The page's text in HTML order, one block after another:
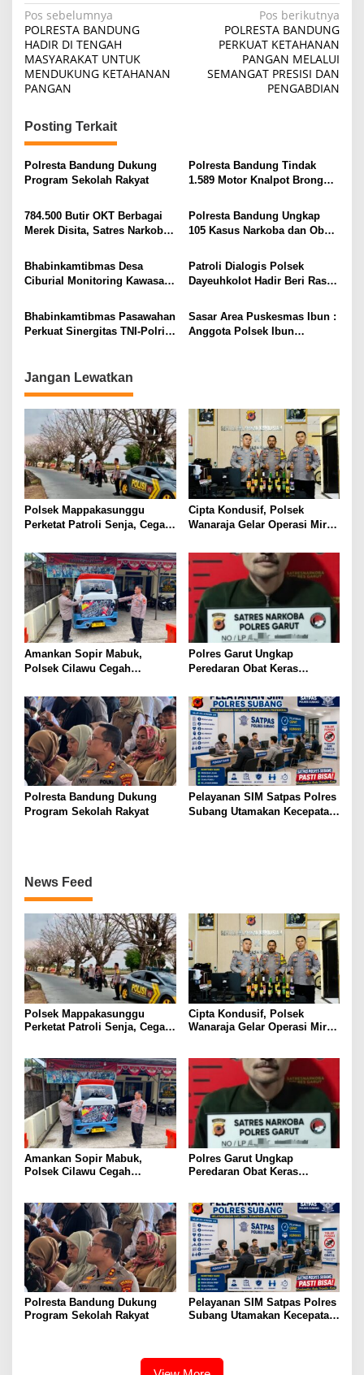
Navigasi
pos
Pos sebelumnya
POLRESTA BANDUNG
HADIR DI TENGAH
MASYARAKAT UNTUK
MENDUKUNG KETAHANAN
PANGAN
Pos berikutnya
POLRESTA BANDUNG
PERKUAT KETAHANAN
PANGAN MELALUI
SEMANGAT PRESISI DAN
PENGABDIAN
Posting Terkait
Polresta Bandung Dukung
Program Sekolah Rakyat
Polresta Bandung Tindak
1.589 Motor Knalpot Brong
784.500 Butir OKT Berbagai
Merek Disita, Satres Narkoba
Gudang Penyimpanan Obat
Ilegal
Polresta Bandung Ungkap
105 Kasus Narkoba dan Obat
Ribu Jiwa dari Bahaya
Penyalahgunaan
Bhabinkamtibmas Desa
Ciburial Monitoring Kawasan
Sampaikan Pesan Kamtibmas
kepada Masyarakat
Patroli Dialogis Polsek
Dayeuhkolot Hadir Beri Rasa
Bhabinkamtibmas Pasawahan
Perkuat Sinergitas TNI-Polri
Sasar Area Puskesmas Ibun :
Anggota Polsek Ibun
Jangan Lewatkan
Polsek Mappakasunggu
Perketat Patroli Senja, Cegah
Ketertiban Warga
Cipta Kondusif, Polsek
Wanaraja Gelar Operasi Miras
Amankan Sopir Mabuk,
Polsek Cilawu Cegah
Garut–Tasikmalaya
Polres Garut Ungkap
Peredaran Obat Keras
dan Dua Orang Berhasil
Diamankan
Polresta Bandung Dukung
Program Sekolah Rakyat
Pelayanan SIM Satpas Polres
Subang Utamakan Kecepatan,
News Feed
Polsek Mappakasunggu
Perketat Patroli Senja, Cegah
Cipta Kondusif, Polsek
Wanaraja Gelar Operasi Miras
Amankan Sopir Mabuk,
Polsek Cilawu Cegah
Polres Garut Ungkap
Peredaran Obat Keras
Diamankan
Polresta Bandung Dukung
Program Sekolah Rakyat
Pelayanan SIM Satpas Polres
Subang Utamakan Kecepatan,